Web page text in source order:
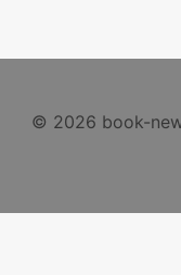
© 2026 book-